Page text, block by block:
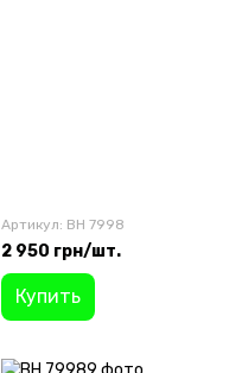
Артикул: BH 7998
2 950 грн/шт.
Купить